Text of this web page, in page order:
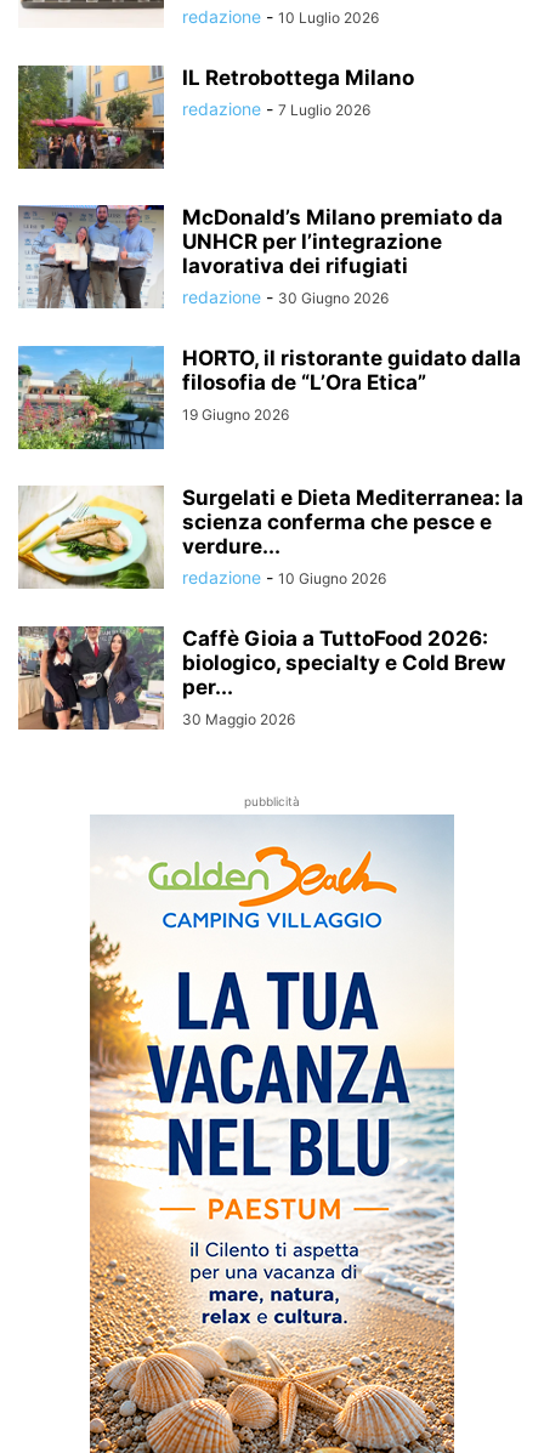
redazione - 10 Luglio 2026
IL Retrobottega Milano
redazione - 7 Luglio 2026
McDonald’s Milano premiato da
UNHCR per l’integrazione
lavorativa dei rifugiati
redazione - 30 Giugno 2026
HORTO, il ristorante guidato dalla
filosofia de “L’Ora Etica”
19 Giugno 2026
Surgelati e Dieta Mediterranea: la
scienza conferma che pesce e
verdure...
redazione - 10 Giugno 2026
Caffè Gioia a TuttoFood 2026:
biologico, specialty e Cold Brew
per...
30 Maggio 2026
pubblicità